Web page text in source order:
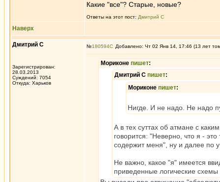
Какие "все"? Старые, новые?
Ответы на этот пост: Дмитрий С
Наверх
Дмитрий С
Зарегистрирован:
28.03.2013
Суждений: 7054
Откуда: Харьков
№180594 Добавлено: Чт 02 Янв 14, 17:46 (13 лет
Мориконе пишет:
Дмитрий С пишет:
Мориконе пишет:
Нигде. И не надо. Не надо
А в тех суттах об атмане с
говорится: "Неверно, что я -
содержит меня", ну и далее по
Не важно, какое "я" имеется
приведенные логические схемы